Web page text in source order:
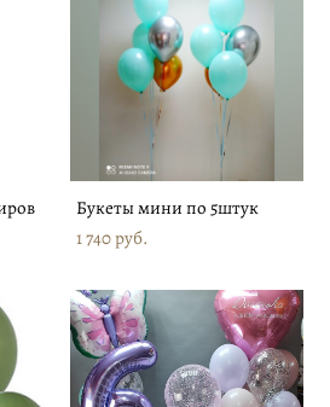
Букеты мини по 5штук
1 740 pуб.